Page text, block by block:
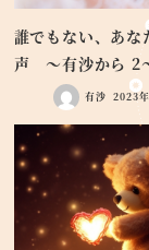
誰でもない、あな
声 ～有沙から 2
有沙 2023